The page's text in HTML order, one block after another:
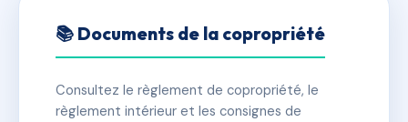
93 RUE MASSENA
✓ Immatriculée 🏠 29 lots 🏗 1 bâtiment(s)
📚 Documents de la copropriété
Consultez le règlement de copropriété, le
règlement intérieur et les consignes de